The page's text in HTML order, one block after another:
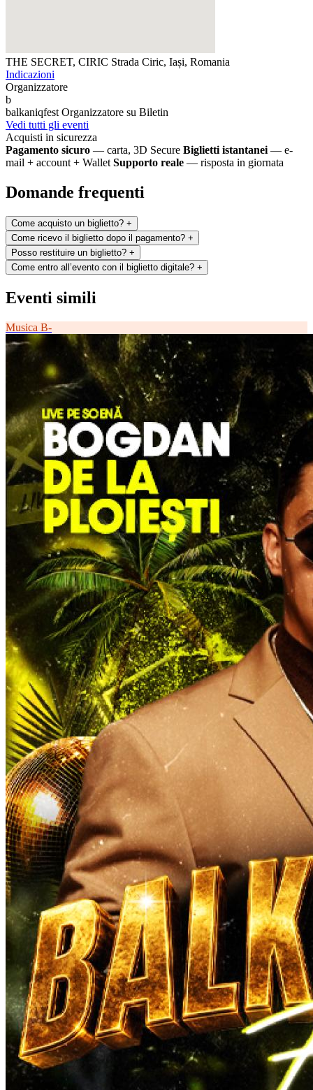
THE SECRET, CIRIC Strada Ciric, Iași, Romania
Indicazioni
Organizzatore
b
balkaniqfest Organizzatore su Biletin
Vedi tutti gli eventi
Acquisti in sicurezza
Pagamento sicuro — carta, 3D Secure Biglietti istantanei — e-
mail + account + Wallet Supporto reale — risposta in giornata
Domande frequenti
Come acquisto un biglietto? +
Come ricevo il biglietto dopo il pagamento? +
Posso restituire un biglietto? +
Come entro all’evento con il biglietto digitale? +
Eventi simili
Musica B-